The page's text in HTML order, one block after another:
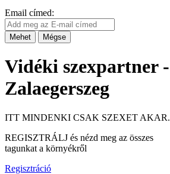
Email címed:
Mehet Mégse
Vidéki szexpartner -
Zalaegerszeg
ITT MINDENKI CSAK SZEXET AKAR.
REGISZTRÁLJ és nézd meg az összes
tagunkat a környékről
Regisztráció